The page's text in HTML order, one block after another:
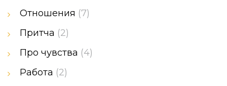
Отношения (7)
Притча (2)
Про чувства (4)
Работа (2)